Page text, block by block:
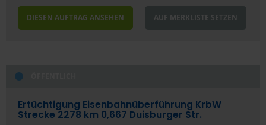
DIESEN AUFTRAG ANSEHEN AUF MERKLISTE SETZEN
Ertüchtigung Eisenbahnüberführung KrbW
Strecke 2278 km 0,667 Duisburger Str.